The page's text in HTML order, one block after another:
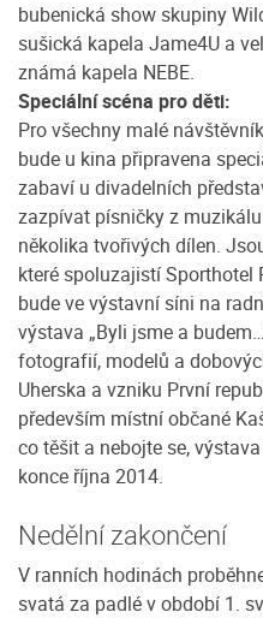
bubenická show skupiny
sušická kapela Jame4U a
známá kapela NEBE.
Speciální scéna pro děti:
Pro všechny malé
bude u kina připravena
zabaví u divadelních
zazpívat písničky z
několika tvořivých dílen.
které spoluzajistí Sporthotel
bude ve výstavní síni na
výstava „Byli jsme a
fotografií, modelů a
Uherska a vzniku První
především místní občané
co těšit a nebojte se,
konce října 2014.
Nedělní zakončení
V ranních hodinách
svatá za padlé v období 1.